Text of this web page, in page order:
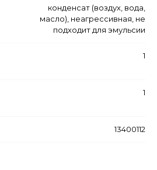
конденсат (воздух, вода,
масло), неагрессивная, не
подходит для эмульсии
1
1
13400112